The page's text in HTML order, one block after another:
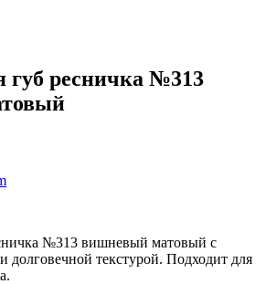
губ ресничка №313
№313 вишневый матовый с
текстурой. Подходит для